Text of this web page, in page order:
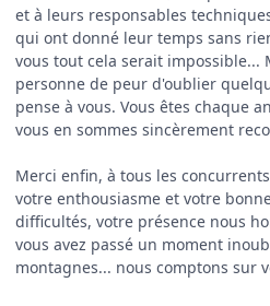
et à leurs responsables
qui ont donné leur temps sans
vous tout cela serait impossible...
personne de peur d'oublier
pense à vous. Vous êtes chaque
vous en sommes sincèrement
Merci enfin, à tous les
votre enthousiasme et votre
difficultés, votre présence nous
vous avez passé un moment
montagnes... nous comptons sur